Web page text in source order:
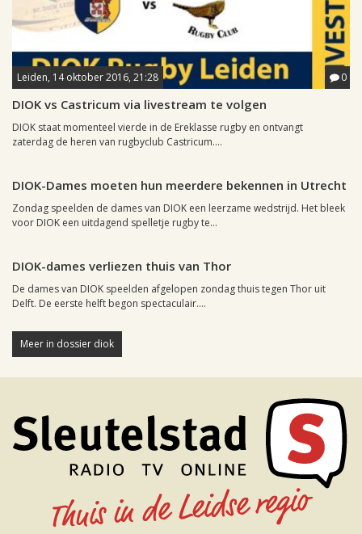
Leiden, 14 oktober 2016, 21:28 0
DIOK vs Castricum via livestream te volgen
DIOK staat momenteel vierde in de Ereklasse rugby en ontvangt
zaterdag de heren van rugbyclub Castricum....
DIOK-Dames moeten hun meerdere bekennen in Utrecht
Zondag speelden de dames van DIOK een leerzame wedstrijd. Het bleek
voor DIOK een uitdagend spelletje rugby te...
DIOK-dames verliezen thuis van Thor
De dames van DIOK speelden afgelopen zondag thuis tegen Thor uit
Delft. De eerste helft begon spectaculair....
Meer in dossier diok